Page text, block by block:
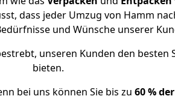
dass jeder Umzug von Hamm
und Wünsche unserer
unseren Kunden den besten
bieten.
bei uns können Sie bis zu 60 %